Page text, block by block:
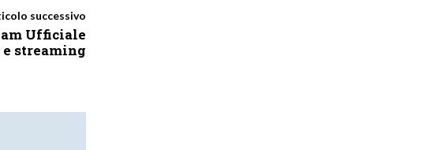
successivo
Ufficiale
streaming